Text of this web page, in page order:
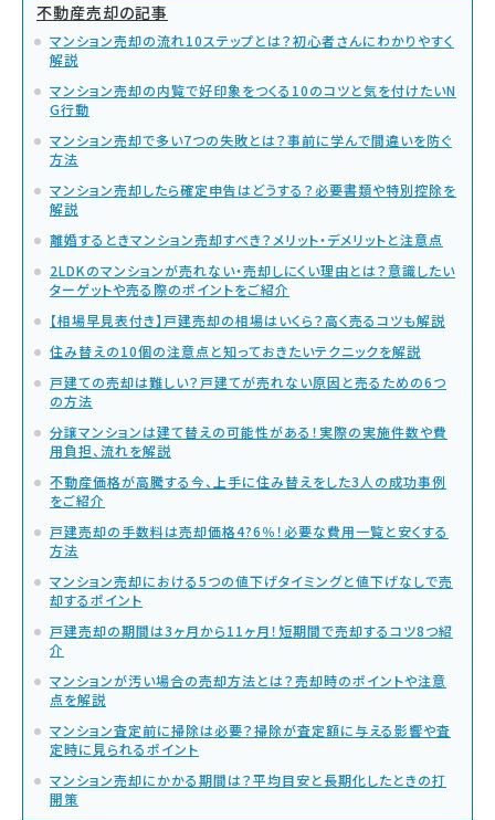
不動産売却の記事
マンション売却の流れ10ステップとは？初心者さんにわかりやすく
解説
マンション売却の内覧で好印象をつくる10のコツと気を付けたいN
G行動
マンション売却で多い7つの失敗とは？事前に学んで間違いを防ぐ
方法
マンション売却したら確定申告はどうする？必要書類や特別控除を
解説
離婚するときマンション売却すべき？メリット・デメリットと注意点
2LDKのマンションが売れない・売却しにくい理由とは？意識したい
ターゲットや売る際のポイントをご紹介
【相場早見表付き】戸建売却の相場はいくら？高く売るコツも解説
住み替えの10個の注意点と知っておきたいテクニックを解説
戸建ての売却は難しい？戸建てが売れない原因と売るための6つ
の方法
分譲マンションは建て替えの可能性がある！実際の実施件数や費
用負担、流れを解説
不動産価格が高騰する今、上手に住み替えをした3人の成功事例
をご紹介
戸建売却の手数料は売却価格4?6％！必要な費用一覧と安くする
方法
マンション売却における5つの値下げタイミングと値下げなしで売
却するポイント
戸建売却の期間は3ヶ月から11ヶ月！短期間で売却するコツ8つ紹
介
マンションが汚い場合の売却方法とは？売却時のポイントや注意
点を解説
マンション査定前に掃除は必要？掃除が査定額に与える影響や査
定時に見られるポイント
マンション売却にかかる期間は？平均目安と長期化したときの打
開策